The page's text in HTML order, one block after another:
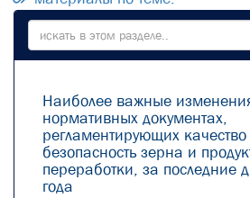
Наиболее важные
нормативных документах,
регламентирующих
безопасность зерна и
переработки, за последние
года